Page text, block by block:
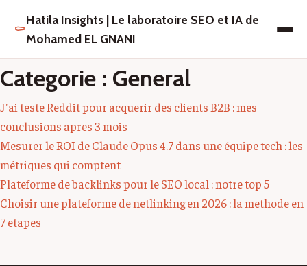
⚰Hatila Insights | Le laboratoire SEO et IA de
Mohamed EL GNANI
Categorie : General
J'ai teste Reddit pour acquerir des clients B2B : mes
conclusions apres 3 mois
Mesurer le ROI de Claude Opus 4.7 dans une équipe tech : les
métriques qui comptent
Plateforme de backlinks pour le SEO local : notre top 5
Choisir une plateforme de netlinking en 2026 : la methode en
7 etapes